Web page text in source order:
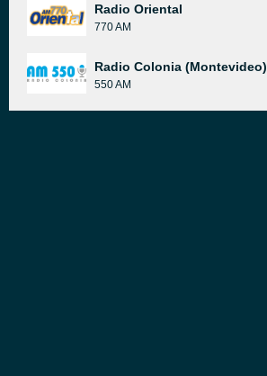
Radio Oriental
770 AM
Radio Colonia (Montevideo)
550 AM